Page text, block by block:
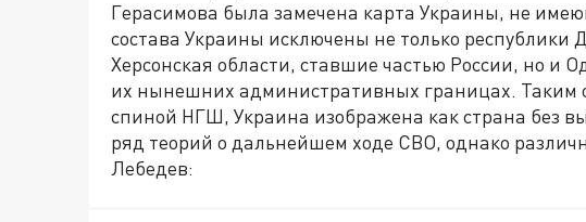
Герасимова была замечена карта Украины, не
состава Украины исключены не только республики
Херсонская области, ставшие частью России, но и
их нынешних административных границах. Таким
спиной НГШ, Украина изображена как страна без
ряд теорий о дальнейшем ходе СВО, однако
Лебедев: